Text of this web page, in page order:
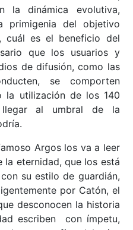
la dinámica evolutiva,
primigenia del objetivo
cuál es el beneficio del
que los usuarios y
de difusión, como las
se comporten
la utilización de los 140
llegar al umbral de la
Argos los va a leer
la eternidad, que los está
su estilo de guardián,
por Catón, el
desconocen la historia
escriben con ímpetu,